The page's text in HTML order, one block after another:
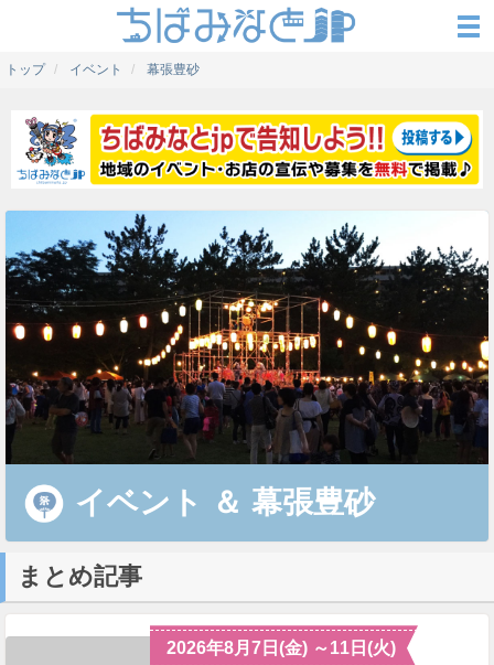
トップ イベント 幕張豊砂
イベント ＆ 幕張豊砂
まとめ記事
2026年8月7日(金) ～11日(火)